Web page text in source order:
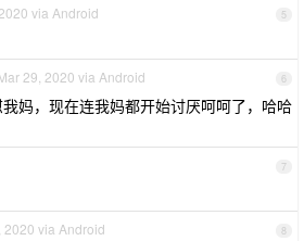
5
via Android
6
29, 2020 via Android
妈，现在连我妈都开始讨厌呵呵了，哈哈
7
8
2020 via Android